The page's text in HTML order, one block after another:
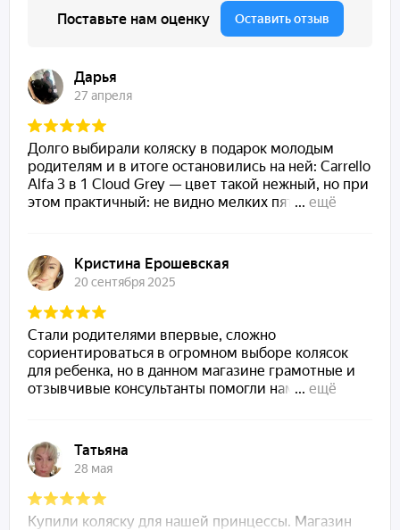
колесе установлен двойной подшипник, что делает ход коляски
На основании рамы крепится компактная стильная корзина.
Несмотря на свой компактный вид, корзина довольно
вместительная и имеет возможность увеличения.
Комплектация
Сумка
Матрасик для пеленания
Москитная сетка
Дождевик
Автокресло